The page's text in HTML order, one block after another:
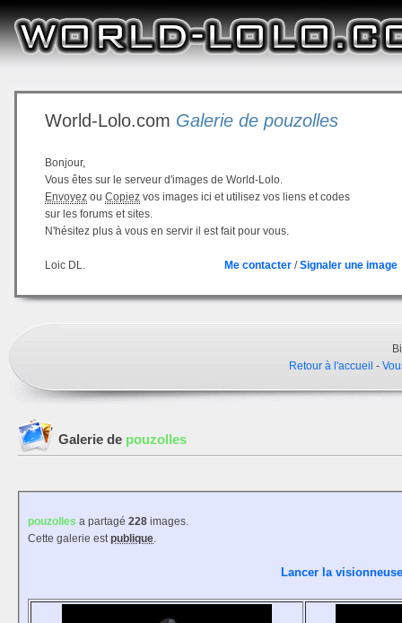
World-Lolo.com Galerie de pouzolles
Bonjour,
Vous êtes sur le serveur d'images de World-Lolo.
Envoyez ou Copiez vos images ici et utilisez vos liens et codes
sur les forums et sites.
N'hésitez plus à vous en servir il est fait pour vous.
Loic DL. Me contacter /Signaler une image
Retour à l'accueil -
Galerie de pouzolles
pouzolles a partagé 228 images.
Cette galerie estpublique.
Lancer la